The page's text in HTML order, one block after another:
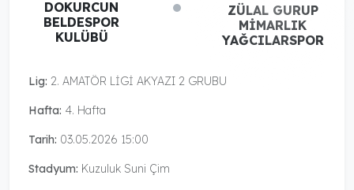
DOKURCUN
BELDESPOR
KULÜBÜ
ZÜLAL GURUP
MİMARLIK
YAĞCILARSPOR
Lig: 2. AMATÖR LİGİ AKYAZI 2 GRUBU
Hafta: 4. Hafta
Tarih: 03.05.2026 15:00
Stadyum: Kuzuluk Suni Çim